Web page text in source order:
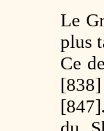
Le
plus
Ce